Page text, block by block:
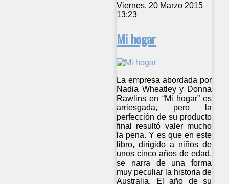
Viernes, 20 Marzo 2015
13:23
Mi hogar
La empresa abordada por
Nadia Wheatley y Donna
Rawlins en “Mi hogar” es
arriesgada, pero la
perfección de su producto
final resultó valer mucho
la pena. Y es que en este
libro, dirigido a niños de
unos cinco años de edad,
se narra de una forma
muy peculiar la historia de
Australia. El año de su